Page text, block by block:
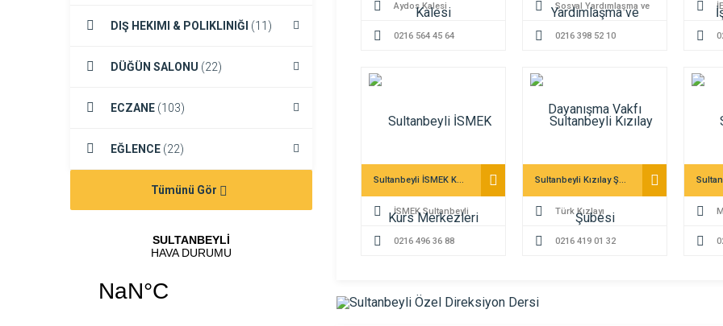
DIŞ HEKIMI & POLIKLINIĞI (11)
DÜĞÜN SALONU (22)
ECZANE (103)
EĞLENCE (22)
Tümünü Gör
Aydos Kalesi
0216 564 45 64
Sosyal Yardımlaşma ve
Dayanışma Vakfı
0216 398 52 10
Sultanbeyli İSMEK Kurs Merkezleri
İSMEK Sultanbeyli
0216 496 36 88
Sultanbeyli Kızılay Şubesi
Türk Kızlayı
0216 419 01 32